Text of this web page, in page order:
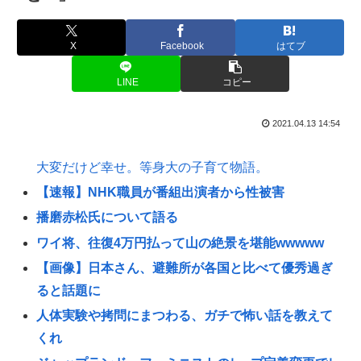
X Facebook はてブ
LINE コピー
2021.04.13 14:54
大変だけど幸せ。等身大の子育て物語。
【速報】NHK職員が番組出演者から性被害
播磨赤松氏について語る
ワイ将、往復4万円払って山の絶景を堪能wwwww
【画像】日本さん、避難所が各国と比べて優秀過ぎ
ると話題に
人体実験や拷問にまつわる、ガチで怖い話を教えて
くれ